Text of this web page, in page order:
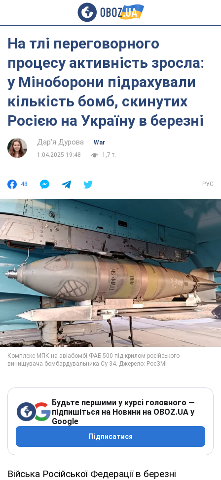
На тлі переговорного
процесу активність зросла:
у Міноборони підрахували
кількість бомб, скинутих
Росією на Україну в березні
Дар'я Дурова
War
1.04.2025 19:48
1,7 т.
48 РУС
Будьте першими у курсі головного —
підпишіться на Новини на OBOZ.UA у
Google
Підписатися
Війська Російської Федерації в березні